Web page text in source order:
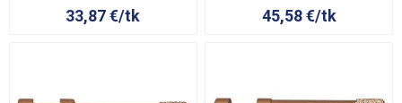
33,87 €/tk 45,58 €/tk